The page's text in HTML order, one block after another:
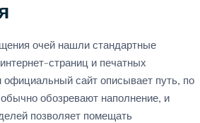
очей нашли стандартные
страниц и печатных
сайт описывает путь, по
обозревают наполнение, и
позволяет помещать